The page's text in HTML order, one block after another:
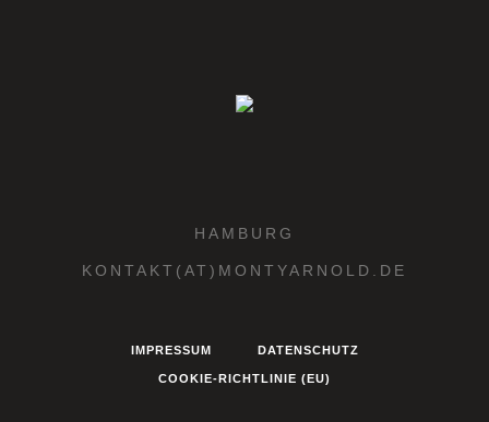
HAMBURG
KONTAKT(AT)MONTYARNOLD.DE
IMPRESSUM DATENSCHUTZ
COOKIE-RICHTLINIE (EU)